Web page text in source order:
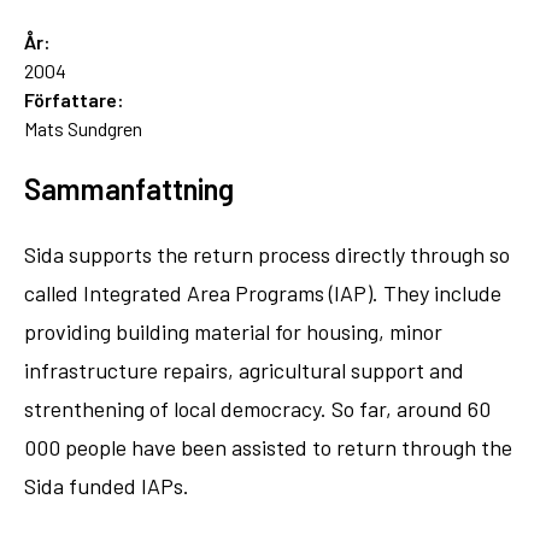
År:
2004
Författare:
Mats Sundgren
Sammanfattning
Sida supports the return process directly through so
called Integrated Area Programs (IAP). They include
providing building material for housing, minor
infrastructure repairs, agricultural support and
strenthening of local democracy. So far, around 60
000 people have been assisted to return through the
Sida funded IAPs.